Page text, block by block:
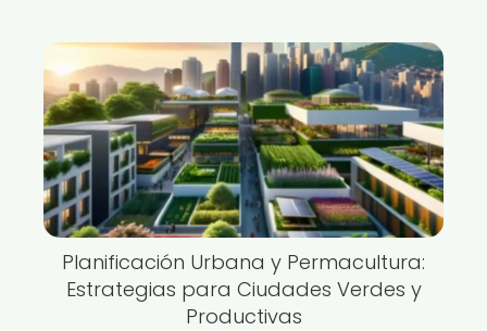
Planificación Urbana y Permacultura:
Estrategias para Ciudades Verdes y
Productivas